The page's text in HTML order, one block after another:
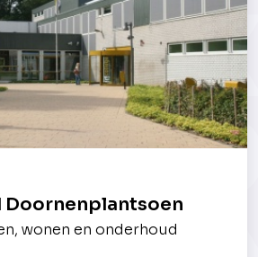
Doornenplantsoen
wonen en onderhoud